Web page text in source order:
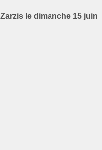
le dimanche 15 juin